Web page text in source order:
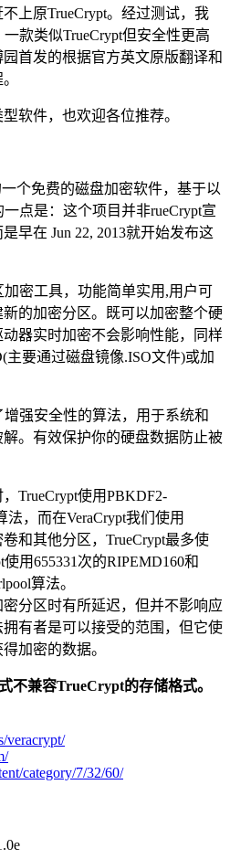
上原TrueCrypt。经过测试，我
款类似TrueCrypt但安全性更高
首发的根据官方英文原版翻译和
软件，也欢迎各位推荐。
个免费的磁盘加密软件，基于以
点是：这个项目并非rueCrypt宣
早在 Jun 22, 2013就开始发布这
加密工具，功能简单实用,用户可
的加密分区。既可以加密整个硬
器实时加密不会影响性能，同样
要通过磁盘镜像.ISO文件)或加
增强安全性的算法，用于系统和
。有效保护你的硬盘数据防止被
TrueCrypt使用PBKDF2-
法，而在VeraCrypt我们使用
和其他分区，TrueCrypt最多使
用655331次的RIPEMD160和
算法。
分区时有所延迟，但并不影响应
有者是可以接受的范围，但它使
加密的数据。
不兼容TrueCrypt的存储格式。
veracrypt/
category/7/32/60/